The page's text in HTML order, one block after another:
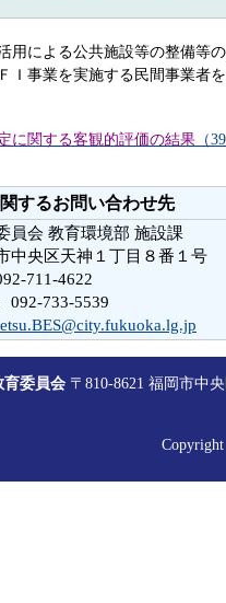
用による公共施設等の整備等
Ｉ事業を実施する民間事業者
に関する客観的評価の結果 （
するお問い合わせ先
員会 教育環境部 施設課
中央区天神１丁目８番１号
711-4622
092-733-5539
育委員会 〒810-8621 福岡市中